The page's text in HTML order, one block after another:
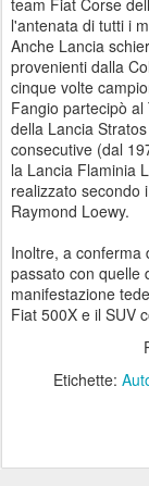
team Fiat Corse
l'antenata di tutti i
Anche Lancia
provenienti dalla
cinque volte
Fangio partecipò
della Lancia
consecutive (dal
la Lancia Flaminia
realizzato secondo
Raymond Loewy.
Inoltre, a conferma
passato con quelle
manifestazione
Fiat 500X e il SUV
Etichette: